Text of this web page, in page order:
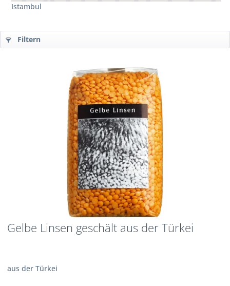
Istambul
Filtern
Gelbe Linsen geschält aus der Türkei
aus der Türkei